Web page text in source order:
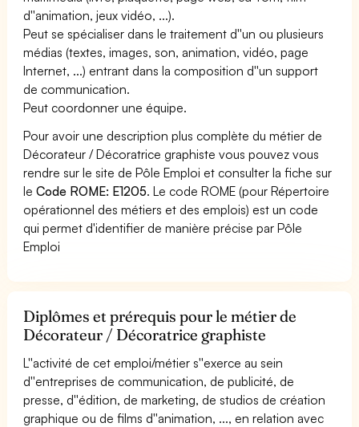
d''animation, jeux vidéo, ...).
Peut se spécialiser dans le traitement d''un ou plusieurs
médias (textes, images, son, animation, vidéo, page
Internet, ...) entrant dans la composition d''un support
de communication.
Peut coordonner une équipe.
Pour avoir une description plus complète du métier de
Décorateur / Décoratrice graphiste vous pouvez vous
rendre sur le site de Pôle Emploi et consulter la fiche sur
leCode ROME: E1205. Le code ROME (pour Répertoire
opérationnel des métiers et des emplois) est un code
qui permet d'identifier de manière précise par Pôle
Emploi
Diplômes et prérequis pour le métier de
Décorateur / Décoratrice graphiste
L''activité de cet emploi/métier s''exerce au sein
d''entreprises de communication, de publicité, de
presse, d''édition, de marketing, de studios de création
graphique ou de films d''animation, ..., en relation avec